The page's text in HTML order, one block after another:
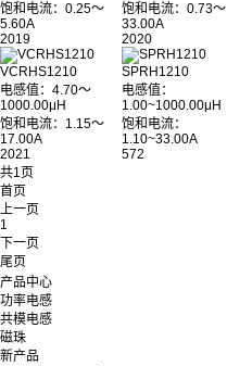
饱和电流：0.25～
5.60A
2019
饱和电流：0.73～
33.00A
2020
VCRHS1210
电感值：4.70～
1000.00μH
饱和电流：1.15～
17.00A
2021
SPRH1210
电感值：
1.00~1000.00μH
饱和电流：
1.10~33.00A
572
共1页
首页
上一页
1
下一页
尾页
产品中心
功率电感
共模电感
磁珠
新产品